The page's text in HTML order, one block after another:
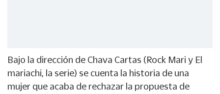
Bajo la dirección de Chava Cartas (Rock Mari y El
mariachi, la serie) se cuenta la historia de una
mujer que acaba de rechazar la propuesta de